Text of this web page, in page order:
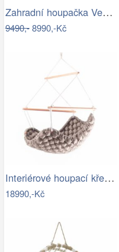
Zahradní houpačka VeGA BAHARA Mdum
9490,-8990,-Kč
Interiérové houpací křeslo Swingy In…
18990,-Kč